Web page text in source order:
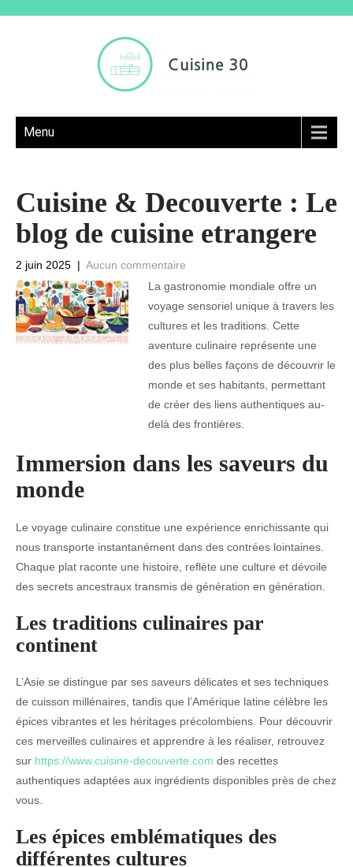
Menu
Cuisine & Decouverte : Le
blog de cuisine etrangere
2 juin 2025 | Aucun commentaire
La gastronomie mondiale offre un
voyage sensoriel unique à travers les
cultures et les traditions. Cette
aventure culinaire représente une
des plus belles façons de découvrir le
monde et ses habitants, permettant
de créer des liens authentiques au-
delà des frontières.
Immersion dans les saveurs du
monde
Le voyage culinaire constitue une expérience enrichissante qui
nous transporte instantanément dans des contrées lointaines.
Chaque plat raconte une histoire, reflète une culture et dévoile
des secrets ancestraux transmis de génération en génération.
Les traditions culinaires par
continent
L’Asie se distingue par ses saveurs délicates et ses techniques
de cuisson millénaires, tandis que l’Amérique latine célèbre les
épices vibrantes et les héritages précolombiens. Pour découvrir
ces merveilles culinaires et apprendre à les réaliser, retrouvez
sur https://www.cuisine-decouverte.com des recettes
authentiques adaptées aux ingrédients disponibles près de chez
vous.
Les épices emblématiques des
différentes cultures